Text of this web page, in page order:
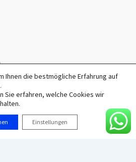
MAXSEL GmbH
Ihnen die bestmögliche Erfahrung auf
Sie erfahren, welche Cookies wir
Einstellungen